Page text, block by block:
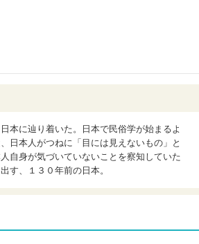
本に辿り着いた。日本で民俗学が始まるよ
日本人がつねに「目には見えないもの」と
自身が気づいていないことを察知していた
す、１３０年前の日本。